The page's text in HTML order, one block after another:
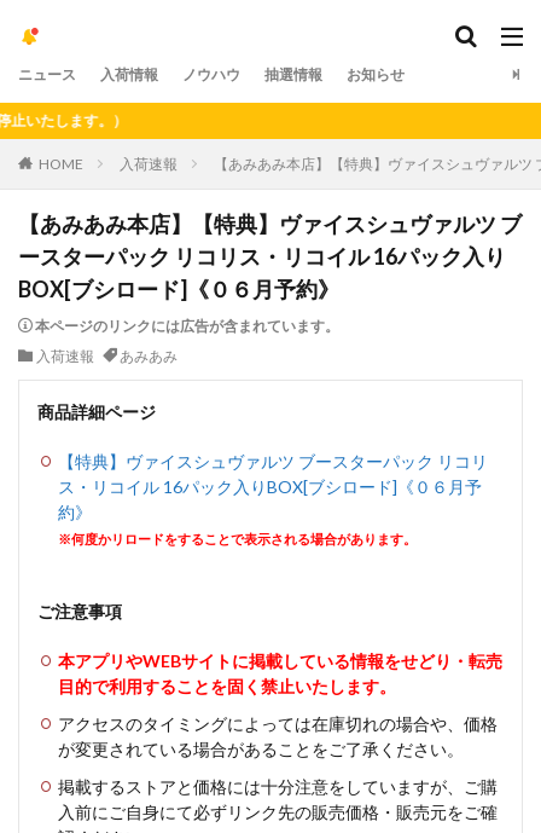
ニュース 入荷情報 ノウハウ 抽選情報 お知らせ
ます。）
HOME 入荷速報 【あみあみ本店】【特典】ヴァイスシュヴァル
【あみあみ本店】【特典】ヴァイスシュヴァルツ ブ
ースターパック リコリス・リコイル 16パック入り
BOX[ブシロード]《０６月予約》
本ページのリンクには広告が含まれています。
入荷速報
あみあみ
商品詳細ページ
【特典】ヴァイスシュヴァルツ ブースターパック リコリ
ス・リコイル 16パック入りBOX[ブシロード]《０６月予
約》
※何度かリロードをすることで表示される場合があります。
ご注意事項
本アプリやWEBサイトに掲載している情報をせどり・転売
目的で利用することを固く禁止いたします。
アクセスのタイミングによっては在庫切れの場合や、価格
が変更されている場合があることをご了承ください。
掲載するストアと価格には十分注意をしていますが、ご購
入前にご自身にて必ずリンク先の販売価格・販売元をご確